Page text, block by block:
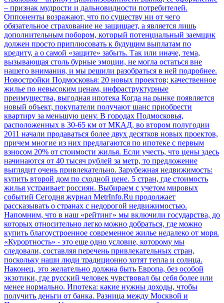
– признак мудрости и дальновидности потребителей.
Оппоненты возражают, что по существу ни от чего
обязательное страхование не защищает, а является лишь
дополнительным побором, который потенциальный заемщик
должен просто приплюсовать к будущим выплатам по
кредиту, а о самой «защите» забыть. Так или иначе, тема,
вызывающая столь бурные эмоции, не могла остаться вне
нашего внимания, и мы решили разобраться в ней подробнее.
Новостройки Подмосковья: 20 новых проектов; качественное
жилье по невысоким ценам, инфраструктурные
преимущества, выгодная ипотека Когда на рынке появляется
новый объект, покупатели получают шанс приобрести
квартиру за меньшую цену. В городах Подмосковья,
расположенных в 30-65 км от МКАД, во втором полугодии
2011 начали продаваться более двух десятков новых проектов,
причем многие из них предлагаются по ипотеке с первым
взносом 20% от стоимости жилья. Если учесть, что цены здесь
начинаются от 40 тысяч рублей за метр, то предложение
выглядит очень привлекательно. Зарубежная недвижимость:
купить второй дом по сходной цене. 5 стран, где стоимость
жилья устраивает россиян. Выбираем с учетом мировых
событий Сегодня журнал MetrInfo.Ru продолжает
рассказывать о странах с недорогой недвижимостью.
Напомним, что в наш «рейтинг» мы включили государства, до
которых относительно легко можно добраться, где можно
купить благоустроенное современное жилье недалеко от моря.
«Курортность» - это еще одно условие, которому мы
следовали, составляя перечень привлекательных стран,
поскольку наши люди традиционно хотят тепла и солнца.
Наконец, это желательно должна быть Европа, без особой
экзотики, где русский человек чувствовал бы себя более или
менее нормально. Ипотека: какие нужны доходы, чтобы
получить деньги от банка. Разница между Москвой и